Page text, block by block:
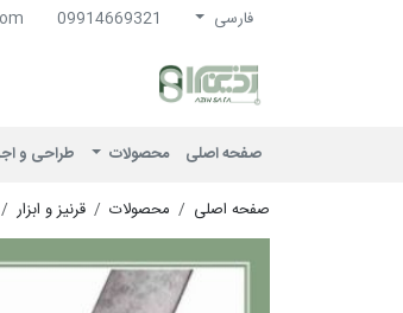
فارسی 09914669321
صفحه اصلی محصولات طراحی و
صفحه اصلی محصولات قرنیز و ابزار